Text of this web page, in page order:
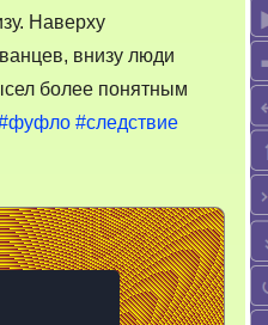
Наверху
внизу люди
более понятным
#следствие